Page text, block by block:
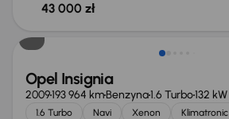
43 000 zł
Opel Insignia
2009193 964 kmBenzyna1.6 Turbo132 kW
1.6 Turbo Navi Xenon Klimatronic